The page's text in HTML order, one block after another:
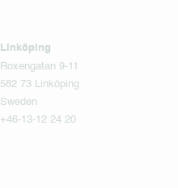
Linköping
Roxengatan 9-11
582 73 Linköping
Sweden
+46-13-12 24 20